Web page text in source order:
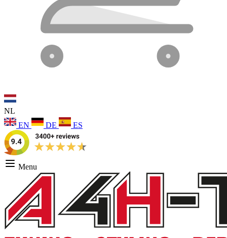
NL
EN
DE ES
Menu